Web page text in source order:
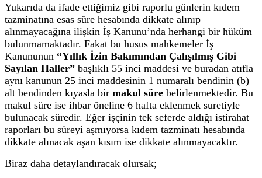
Yukarıda da ifade ettiğimiz gibi raporlu günlerin kıdem
tazminatına esas süre hesabında dikkate alınıp
alınmayacağına ilişkin İş Kanunu’nda herhangi bir hüküm
bulunmamaktadır. Fakat bu husus mahkemeler İş
Kanununun “Yıllık İzin Bakımından Çalışılmış Gibi
Sayılan Haller” başlıklı 55 inci maddesi ve buradan atıfla
aynı kanunun 25 inci maddesinin 1 numaralı bendinin (b)
alt bendinden kıyasla bir makul süre belirlenmektedir. Bu
makul süre ise ihbar öneline 6 hafta eklenmek suretiyle
bulunacak süredir. Eğer işçinin tek seferde aldığı istirahat
raporları bu süreyi aşmıyorsa kıdem tazminatı hesabında
dikkate alınacak aşan kısım ise dikkate alınmayacaktır.
Biraz daha detaylandıracak olursak;